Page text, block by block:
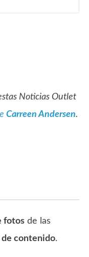
Noticias Outlet
Carreen Andersen.
fotos de las
de contenido.